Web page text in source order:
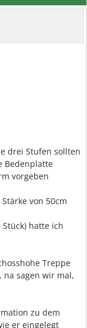
drei Stufen sollten
Bedenplatte
vorgeben
von 50cm
hatte ich
Treppe
na sagen wir mal,
zu dem
er eingelegt